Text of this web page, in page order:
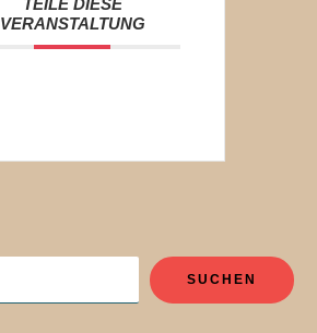
VERANSTALTUNG
SUCHEN